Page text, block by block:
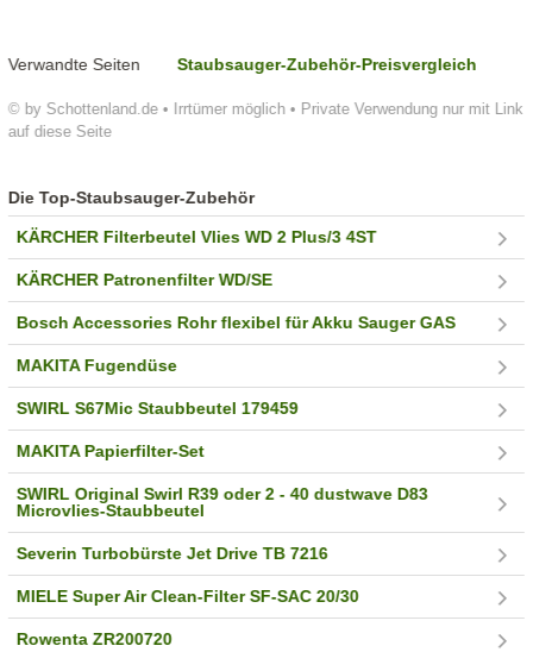
© by Schottenland.de • Irrtümer möglich • Private Verwendung nur mit Link
auf diese Seite
Verwandte Seiten Staubsauger-Zubehör-Preisvergleich
Die Top-Staubsauger-Zubehör
KÄRCHER Filterbeutel Vlies WD 2 Plus/3 4ST
KÄRCHER Patronenfilter WD/SE
Bosch Accessories Rohr flexibel für Akku Sauger GAS
MAKITA Fugendüse
SWIRL S67Mic Staubbeutel 179459
MAKITA Papierfilter-Set
SWIRL Original Swirl R39 oder 2 - 40 dustwave D83
Microvlies-Staubbeutel
Severin Turbobürste Jet Drive TB 7216
MIELE Super Air Clean-Filter SF-SAC 20/30
Rowenta ZR200720